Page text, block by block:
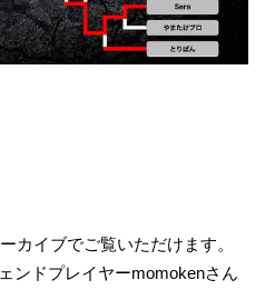
カイブでご覧いただけます。
ンドプレイヤーmomokenさん